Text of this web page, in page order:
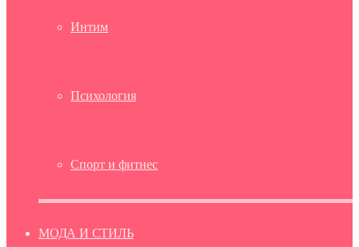
Интим
Психология
Спорт и фитнес
МОДА И СТИЛЬ